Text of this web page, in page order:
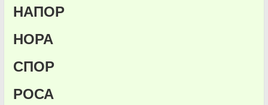
НАПОР
НОРА
СПОР
РОСА